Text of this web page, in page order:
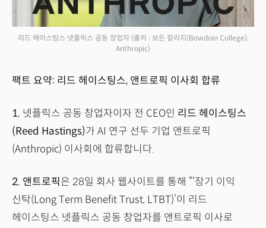
리드 헤이스팅스 넷플릭스 공동 창업자 (출처 : 보든 칼리지(Bowdoin College),
Anthropic)
팩트 요약: 리드 헤이스팅스, 앤트로픽 이사회 합류
1. 넷플릭스 공동 창업자이자 전 CEO인 리드 헤이스팅스
(Reed Hastings)가 AI 연구 선두 기업 앤트로픽
(Anthropic) 이사회에 합류합니다.
2. 앤트로픽은 28일 회사 웹사이트를 통해 “‘장기 이익
신탁(Long Term Benefit Trust, LTBT)’이 리드
헤이스팅스 넷플릭스 공동 창업자를 앤트로픽 이사로